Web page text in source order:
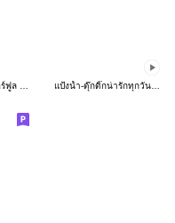
แป้งน้ำ-ดุ๊กดิ๊กน่ารักทุกวัน อิโมจิ